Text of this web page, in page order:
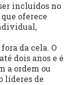
incluídos no
oferece
da cela. O
dois anos e é
a ordem ou
líderes de